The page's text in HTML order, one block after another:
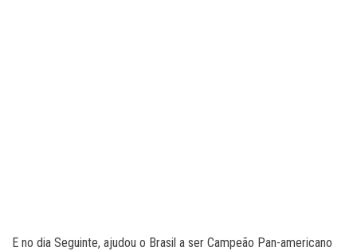
E no dia Seguinte, ajudou o Brasil a ser Campeão Pan-americano